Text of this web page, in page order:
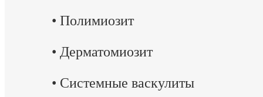
• Полимиозит
• Дерматомиозит
• Системные васкулиты